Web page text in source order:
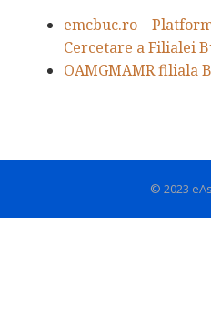
emcbuc.ro –
Cercetare a Filialei
OAMGMAMR filiala
© 2023